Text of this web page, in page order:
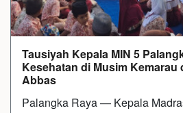
Tausiyah Kepala MIN 5
Kesehatan di Musim Kemarau
Abbas
Palangka Raya — Kepala